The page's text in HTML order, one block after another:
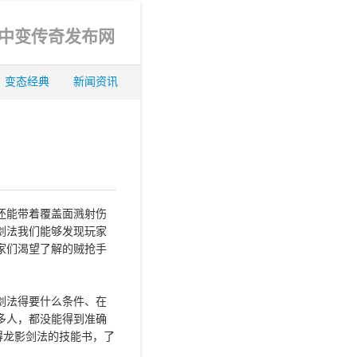
变传奇发布网
变态经典 新闻资讯
能带着覆盖面溅射伤
法我们能够发现玩家
们渴望了解的贼抢手
法得要什么条件、在
人，都没能得到准确
影剑法的技能书，了